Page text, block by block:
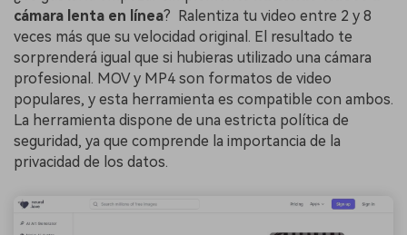
cámara lenta en línea? 󠀲󠀡󠀤󠀢󠀩󠀥󠀣󠀦󠀥󠀳󠀰 Ralentiza tu video entre 2 y 8
veces más que su velocidad original. El resultado te
sorprenderá igual que si hubieras utilizado una cámara
profesional. MOV y MP4 son formatos de video
populares, y esta herramienta es compatible con ambos.
La herramienta dispone de una estricta política de
seguridad, ya que comprende la importancia de la
privacidad de los datos.